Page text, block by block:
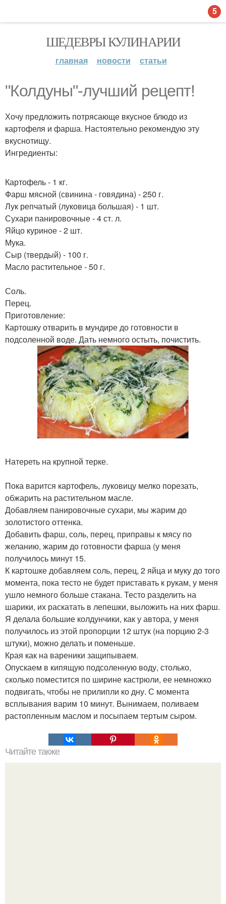
ШЕДЕВРЫ КУЛИНАРИИ
главная новости статьи
"Колдуны"-лучший рецепт!
Хочу предложить потрясающе вкусное блюдо из
картофеля и фарша. Настоятельно рекомендую эту
вкуснотищу.
Ингредиенты:
Картофель - 1 кг.
Фарш мясной (свинина - говядина) - 250 г.
Лук репчатый (луковица большая) - 1 шт.
Сухари панировочные - 4 ст. л.
Яйцо куриное - 2 шт.
Мука.
Сыр (твердый) - 100 г.
Масло растительное - 50 г.
Соль.
Перец.
Приготовление:
Картошку отварить в мундире до готовности в
подсоленной воде. Дать немного остыть, почистить.
Натереть на крупной терке.
Пока варится картофель, луковицу мелко порезать,
обжарить на растительном масле.
Добавляем панировочные сухари, мы жарим до
золотистого оттенка.
Добавить фарш, соль, перец, приправы к мясу по
желанию, жарим до готовности фарша (у меня
получилось минут 15.
К картошке добавляем соль, перец, 2 яйца и муку до того
момента, пока тесто не будет приставать к рукам, у меня
ушло немного больше стакана. Тесто разделить на
шарики, их раскатать в лепешки, выложить на них фарш.
Я делала большие колдунчики, как у автора, у меня
получилось из этой пропорции 12 штук (на порцию 2-3
штуки), можно делать и поменьше.
Края как на вареники защипываем.
Опускаем в кипящую подсоленную воду, столько,
сколько поместится по ширине кастрюли, ее немножко
подвигать, чтобы не прилипли ко дну. С момента
всплывания варим 10 минут. Вынимаем, поливаем
растопленным маслом и посыпаем тертым сыром.
Читайте также
5